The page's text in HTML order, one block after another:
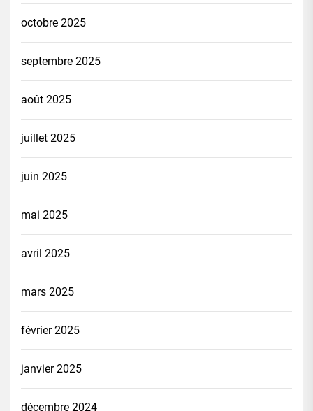
octobre 2025
septembre 2025
août 2025
juillet 2025
juin 2025
mai 2025
avril 2025
mars 2025
février 2025
janvier 2025
décembre 2024